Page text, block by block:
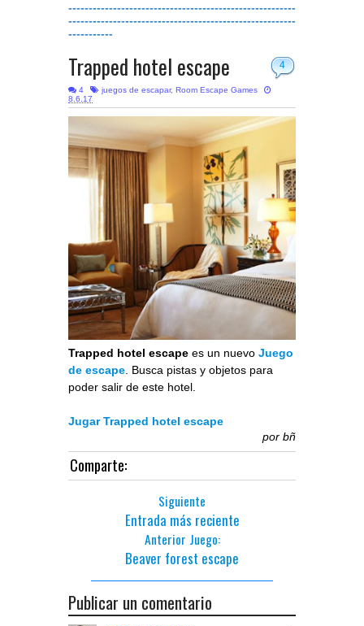
--------------------------------------------------------
--------------------------------------------------------
-----------
4
Trapped hotel escape
4 juegos de escapar, Room Escape Games
8.6.17
Trapped hotel escape es un nuevo Juego
de escape . Busca pistas y objetos para
poder salir de este hotel.
Jugar Trapped hotel escape
por bñ
Comparte:
Siguiente
Entrada más reciente
Anterior Juego:
Beaver forest escape
Publicar un comentario